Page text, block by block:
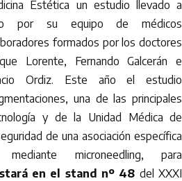
Estética un estudio llevado a
por su equipo de médicos
formados por los doctores
Lorente, Fernando Galcerán e
Ordiz. Este año el estudio
una de las principales
y de la Unidad Médica de
de una asociación específica
microneedling, para
en el stand nº 48 delXXXI